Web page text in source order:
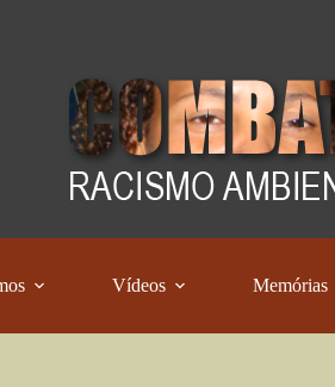
Vídeos Memórias